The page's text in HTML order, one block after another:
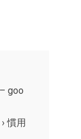
goo
慣用